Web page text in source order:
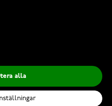
till i kundvagn
alla